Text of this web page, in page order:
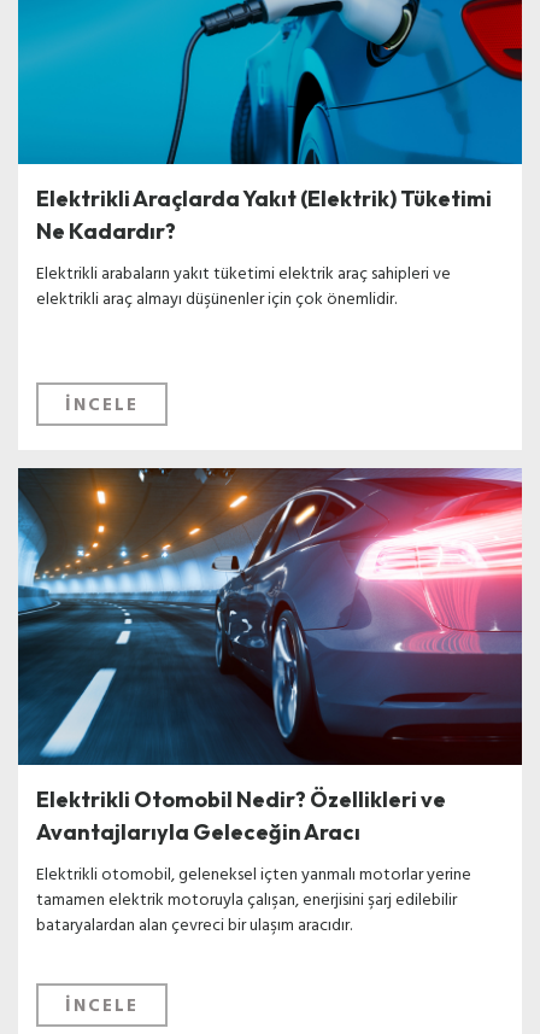
Elektrikli Araçlarda Yakıt (Elektrik) Tüketimi
Ne Kadardır?
Elektrikli arabaların yakıt tüketimi elektrik araç sahipleri ve
elektrikli araç almayı düşünenler için çok önemlidir.
İNCELE
Elektrikli Otomobil Nedir? Özellikleri ve
Avantajlarıyla Geleceğin Aracı
Elektrikli otomobil, geleneksel içten yanmalı motorlar yerine
tamamen elektrik motoruyla çalışan, enerjisini şarj edilebilir
bataryalardan alan çevreci bir ulaşım aracıdır.
İNCELE